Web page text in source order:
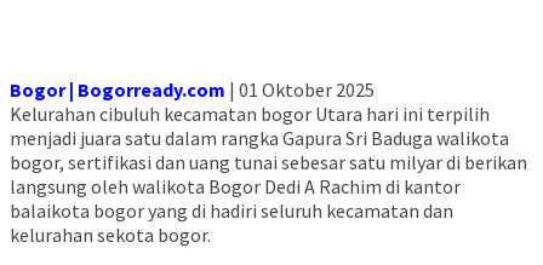
Bogor | Bogorready.com | 01 Oktober 2025
Kelurahan cibuluh kecamatan bogor Utara hari ini terpilih
menjadi juara satu dalam rangka Gapura Sri Baduga walikota
bogor, sertifikasi dan uang tunai sebesar satu milyar di berikan
langsung oleh walikota Bogor Dedi A Rachim di kantor
balaikota bogor yang di hadiri seluruh kecamatan dan
kelurahan sekota bogor.